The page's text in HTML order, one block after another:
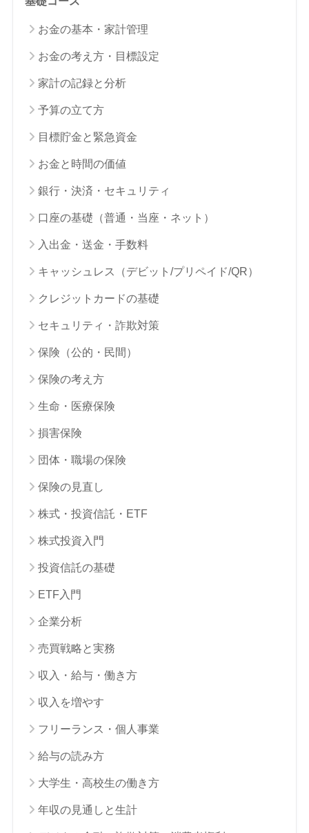
お金の基本・家計管理
お金の考え方・目標設定
家計の記録と分析
予算の立て方
目標貯金と緊急資金
お金と時間の価値
銀行・決済・セキュリティ
口座の基礎（普通・当座・ネット）
入出金・送金・手数料
キャッシュレス（デビット/プリペイド/QR）
クレジットカードの基礎
セキュリティ・詐欺対策
保険（公的・民間）
保険の考え方
生命・医療保険
損害保険
団体・職場の保険
保険の見直し
株式・投資信託・ETF
株式投資入門
投資信託の基礎
ETF入門
企業分析
売買戦略と実務
収入・給与・働き方
収入を増やす
フリーランス・個人事業
給与の読み方
大学生・高校生の働き方
年収の見通しと生計